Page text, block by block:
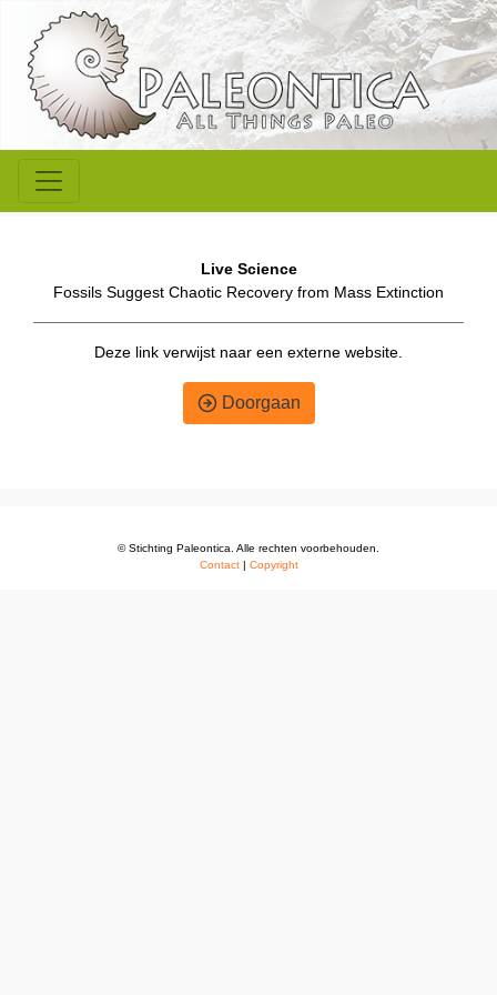
Live Science
Fossils Suggest Chaotic Recovery from Mass Extinction
Deze link verwijst naar een externe website.
Doorgaan
© Stichting Paleontica. Alle rechten voorbehouden.
Contact| Copyright